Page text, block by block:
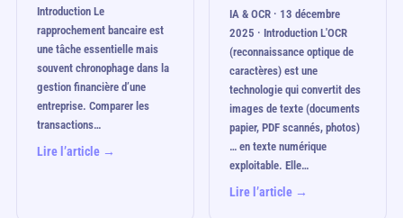
Introduction Le
rapprochement bancaire est
une tâche essentielle mais
souvent chronophage dans la
gestion financière d’une
entreprise. Comparer les
transactions…
Lire l’article →
IA & OCR · 13 décembre
2025 · Introduction L'OCR
(reconnaissance optique de
caractères) est une
technologie qui convertit des
images de texte (documents
papier, PDF scannés, photos)
… en texte numérique
exploitable. Elle…
Lire l’article →